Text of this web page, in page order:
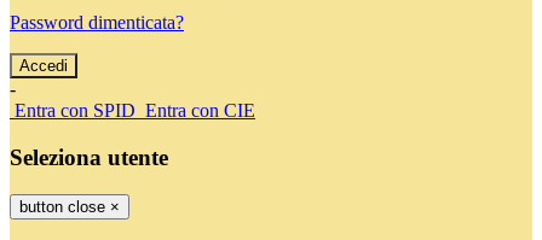
Password dimenticata?
-
Entra con SPID Entra con CIE
Seleziona utente
button close ×